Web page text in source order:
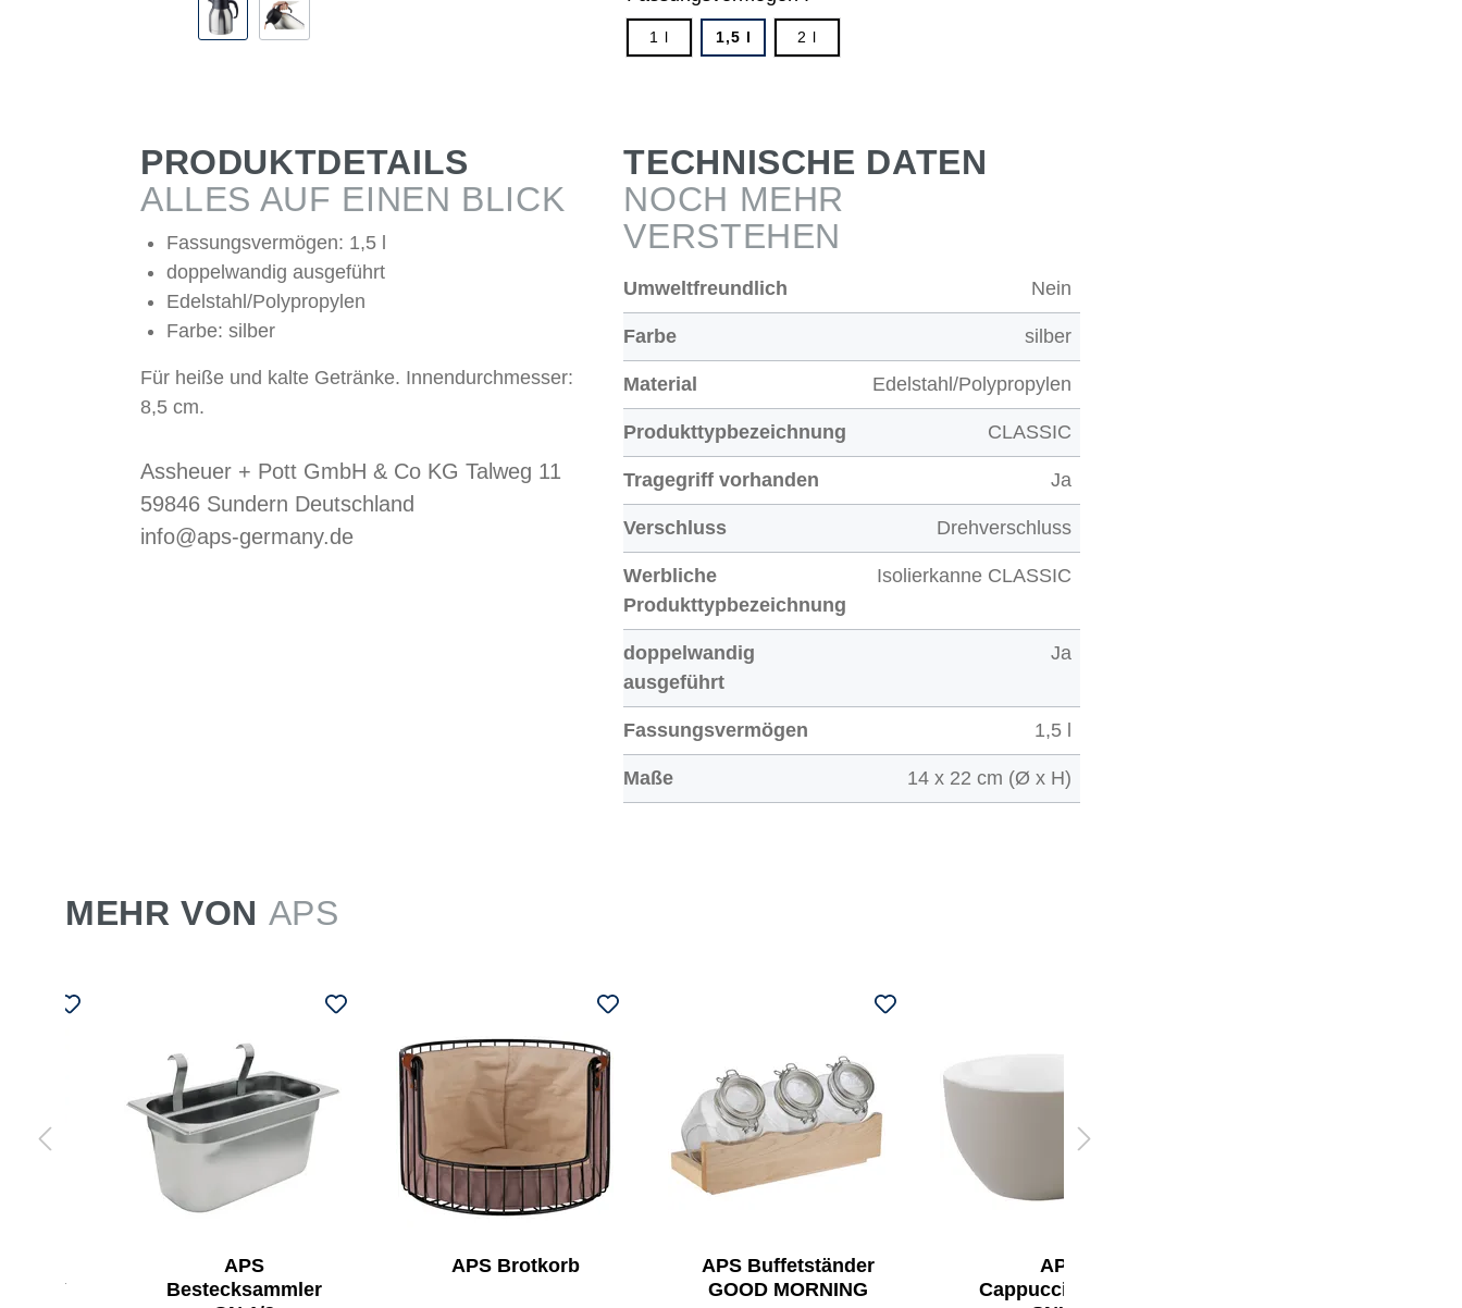
1 l 1,5 l 2 l
PRODUKTDETAILS
ALLES AUF EINEN BLICK
Fassungsvermögen: 1,5 l
doppelwandig ausgeführt
Edelstahl/Polypropylen
Farbe: silber
Für heiße und kalte Getränke. Innendurchmesser:
8,5 cm.
Assheuer + Pott GmbH & Co KG Talweg 11
59846 Sundern Deutschland
info@aps-germany.de
TECHNISCHE DATEN
NOCH MEHR
VERSTEHEN
Umweltfreundlich Nein
Farbe silber
Material Edelstahl/Polypropylen
Produkttypbezeichnung CLASSIC
Tragegriff vorhanden Ja
Verschluss Drehverschluss
Werbliche
Produkttypbezeichnung
Isolierkanne CLASSIC
doppelwandig
ausgeführt
Ja
Fassungsvermögen 1,5 l
Maße 14 x 22 cm (Ø x H)
MEHR VON APS
EASY
APS
Bestecksammler
APS Brotkorb
APS Buffetständer
GOOD MORNING
APS
Cappuccinotasse